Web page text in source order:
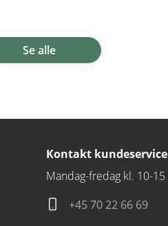
Se alle
Kontakt kundeservice
Mandag-fredag kl. 10-15
+45 70 22 66 69